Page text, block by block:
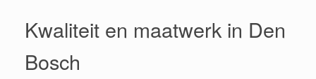
Kwaliteit en maatwerk in Den
Bosch